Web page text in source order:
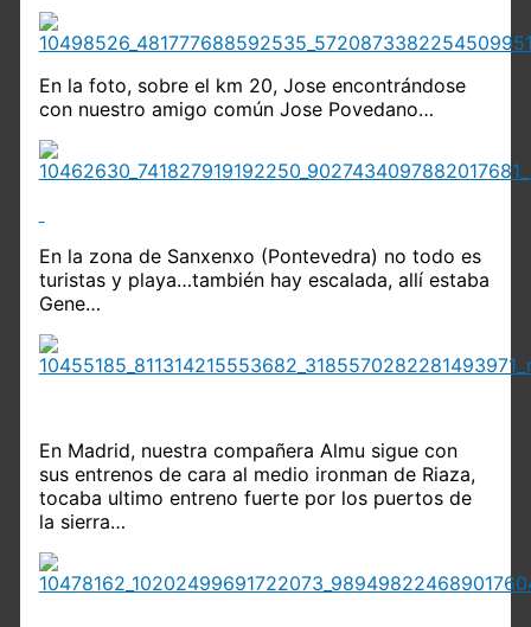
En la foto, sobre el km 20, Jose encontrándose
con nuestro amigo común Jose Povedano…
En la zona de Sanxenxo (Pontevedra) no todo es
turistas y playa…también hay escalada, allí estaba
Gene…
En Madrid, nuestra compañera Almu sigue con
sus entrenos de cara al medio ironman de Riaza,
tocaba ultimo entreno fuerte por los puertos de
la sierra…